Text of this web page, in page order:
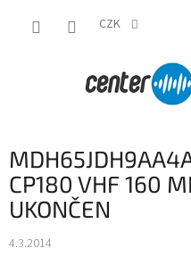
CZK
CP180 VHF 160
UKONČEN
4.3.2014